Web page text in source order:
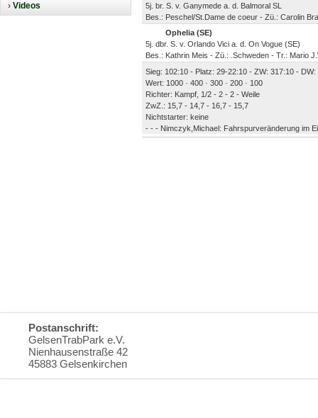
› Videos
5j. br. S. v. Ganymede a. d. Balmoral SL
Bes.: Peschel/St.Dame de coeur - Zü.: Carolin
Ophelia (SE)
5j. dbr. S. v. Orlando Vici a. d. On Vogue (SE)
Bes.: Kathrin Meis - Zü.: .Schweden - Tr.: Mario
Sieg: 102:10 - Platz: 29-22:10 - ZW: 317:10 -
Wert: 1000 · 400 · 300 · 200 · 100
Richter: Kampf, 1/2 - 2 - 2 - Weile
ZwZ.: 15,7 - 14,7 - 16,7 - 15,7
Nichtstarter: keine
- - - Nimczyk,Michael: Fahrspurveränderung im
Postanschrift:
GelsenTrabPark e.V.
Nienhausenstraße 42
45883 Gelsenkirchen